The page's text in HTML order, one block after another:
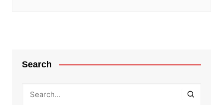
Search